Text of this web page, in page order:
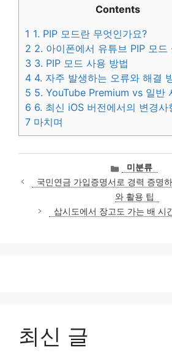
Contents
1 1. PIP 모드란 무엇인가요?
2 2. 아이폰에서 유튜브 PIP 모드
3 3. PIP 모드 사용 방법
4 4. 자주 발생하는 오류와 해결
5 5. YouTube Premium vs 일반
6 6. 최신 iOS 버전에서의 변경사
7 마치며
카
테
고
리
미분류
국민연금 가입증명서로 경력 증명
와 활용 팁
삽시도에서 장고도 가는 배 시
최신 글